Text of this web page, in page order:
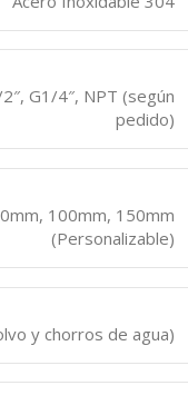
G1/4″, NPT (según
pedido)
100mm, 150mm
(Personalizable)
y chorros de agua)